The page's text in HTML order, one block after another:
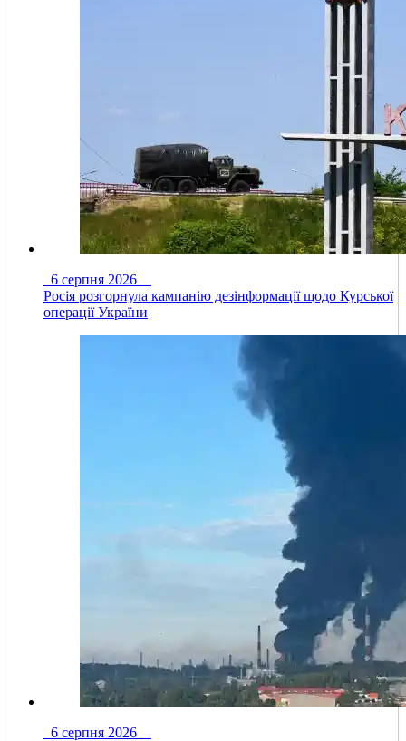
6 серпня 2026
Росія розгорнула кампанію дезінформації щодо Курської
операції України
6 серпня 2026